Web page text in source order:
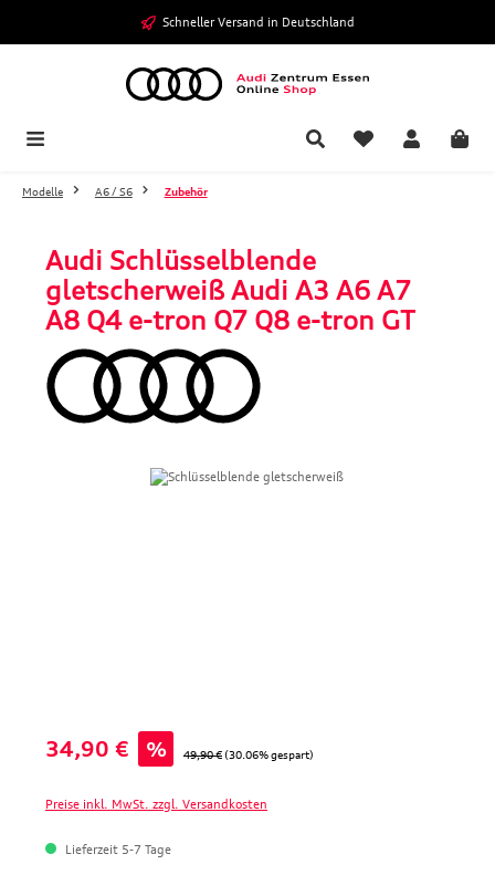
Zum Hauptinhalt springen Schneller Versand in Deutschland
Modelle A6 / S6 Zubehör
Audi Schlüsselblende
gletscherweiß Audi A3 A6 A7
A8 Q4 e-tron Q7 Q8 e-tron GT
Bildergalerie überspringen
Verkaufspreis:
34,90 € % Regulärer Preis:
49,90 € (30.06% gespart)
Preise inkl. MwSt. zzgl. Versandkosten
Lieferzeit 5-7 Tage